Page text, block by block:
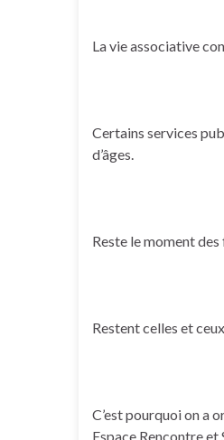
La vie associative
Certains services
d’âges.
Reste le moment
Restent celles et
C’est pourquoi on a
Espace Rencontre